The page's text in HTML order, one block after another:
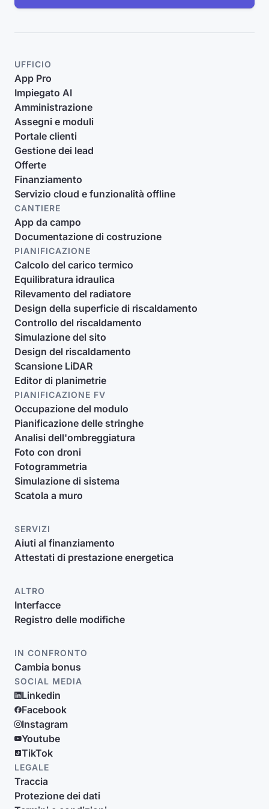
UFFICIO
App Pro
Impiegato AI
Amministrazione
Assegni e moduli
Portale clienti
Gestione dei lead
Offerte
Finanziamento
Servizio cloud e funzionalità offline
CANTIERE
App da campo
Documentazione di costruzione
PIANIFICAZIONE
Calcolo del carico termico
Equilibratura idraulica
Rilevamento del radiatore
Design della superficie di riscaldamento
Controllo del riscaldamento
Simulazione del sito
Design del riscaldamento
Scansione LiDAR
Editor di planimetrie
PIANIFICAZIONE FV
Occupazione del modulo
Pianificazione delle stringhe
Analisi dell'ombreggiatura
Foto con droni
Fotogrammetria
Simulazione di sistema
Scatola a muro
SERVIZI
Aiuti al finanziamento
Attestati di prestazione energetica
ALTRO
Interfacce
Registro delle modifiche
IN CONFRONTO
Cambia bonus
SOCIAL MEDIA
Linkedin
Facebook
Instagram
Youtube
TikTok
LEGALE
Traccia
Protezione dei dati